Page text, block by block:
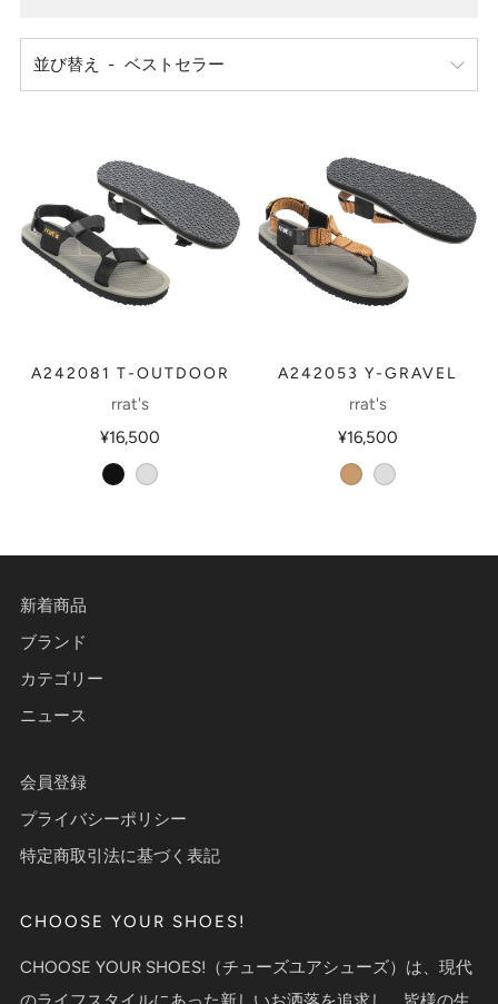
並び替え
A242081 T-OUTDOOR
rrat's
¥16,500
blackgreyblack
A242053 Y-GRAVEL
rrat's
¥16,500
brownocher
greyblack
新着商品
ブランド
カテゴリー
ニュース
会員登録
プライバシーポリシー
特定商取引法に基づく表記
CHOOSE YOUR SHOES!
CHOOSE YOUR SHOES!（チューズユアシューズ）は、現代